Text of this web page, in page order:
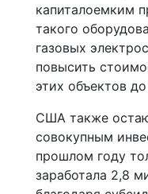
капиталоемким
такого
газовых
повысить
этих объектов
США также
совокупным
прошлом году
заработала 2,8